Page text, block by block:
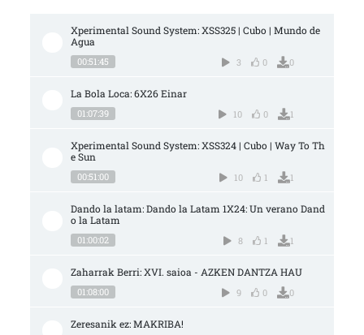
Xperimental Sound System: XSS325 | Cubo | Mundo de
Agua
00:51:45 3 0 0
La Bola Loca: 6X26 Einar
01:07:39 10 0 1
Xperimental Sound System: XSS324 | Cubo | Way To Th
e Sun
00:51:00 10 1 1
Dando la latam: Dando la Latam 1X24: Un verano Dand
o la Latam
01:00:02 8 1 1
Zaharrak Berri: XVI. saioa - AZKEN DANTZA HAU
01:08:00 9 0 0
Zeresanik ez: MAKRIBA!